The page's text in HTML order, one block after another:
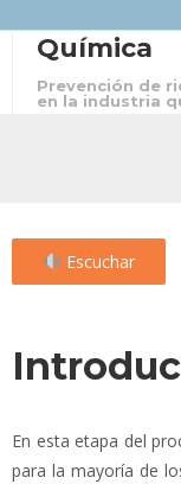
content
Química
Prevención de
en la industria
Escuchar
En esta etapa del
para la mayoría de